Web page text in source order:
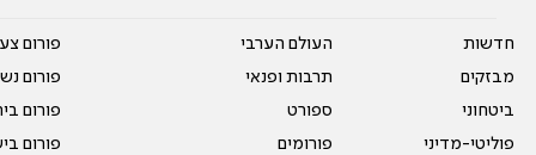
חדשות
מבזקים
ביטחוני
פוליטי-מדיני
העולם הערבי
תרבות ופנאי
ספורט
פורומים
פורום
פורום
פורום
פורום